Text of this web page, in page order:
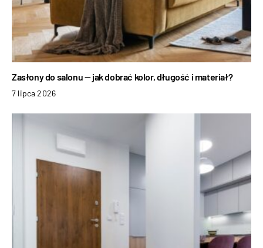
Zasłony do salonu — jak dobrać kolor, długość i materiał?
7 lipca 2026